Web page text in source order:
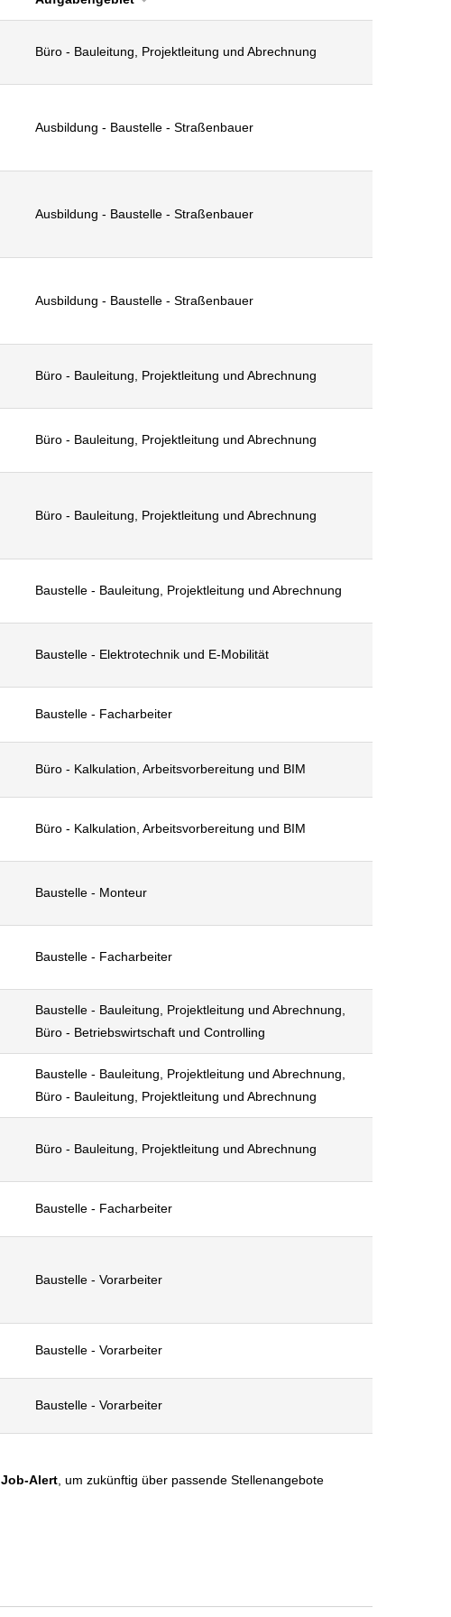
Büro - Bauleitung, Projektleitung und Abrechnung
Ausbildung - Baustelle - Straßenbauer
Ausbildung - Baustelle - Straßenbauer
Ausbildung - Baustelle - Straßenbauer
Büro - Bauleitung, Projektleitung und Abrechnung
Büro - Bauleitung, Projektleitung und Abrechnung
Büro - Bauleitung, Projektleitung und Abrechnung
Baustelle - Bauleitung, Projektleitung und Abrechnung
Baustelle - Elektrotechnik und E-Mobilität
Baustelle - Facharbeiter
Büro - Kalkulation, Arbeitsvorbereitung und BIM
Büro - Kalkulation, Arbeitsvorbereitung und BIM
Baustelle - Monteur
Baustelle - Facharbeiter
Baustelle - Bauleitung, Projektleitung und Abrechnung,
Büro - Betriebswirtschaft und Controlling
Baustelle - Bauleitung, Projektleitung und Abrechnung,
Büro - Bauleitung, Projektleitung und Abrechnung
Büro - Bauleitung, Projektleitung und Abrechnung
Baustelle - Facharbeiter
Baustelle - Vorarbeiter
Baustelle - Vorarbeiter
Baustelle - Vorarbeiter
Job-Alert , um zukünftig über passende Stellenangebote